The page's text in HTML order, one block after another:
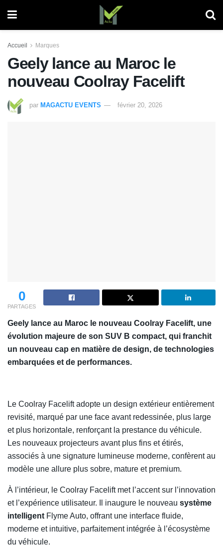
Accueil Marques
Geely lance au Maroc le
nouveau Coolray Facelift
par MAGACTU EVENTS février 20, 2026
0
PARTAGES
Geely lance au Maroc le nouveau Coolray Facelift, une
évolution majeure de son SUV B compact, qui franchit
un nouveau cap en matière de design, de technologies
embarquées et de performances.
Le Coolray Facelift adopte un design extérieur entièrement
revisité, marqué par une face avant redessinée, plus large
et plus horizontale, renforçant la prestance du véhicule.
Les nouveaux projecteurs avant plus fins et étirés,
associés à une signature lumineuse moderne, confèrent au
modèle une allure plus sobre, mature et premium.
À l’intérieur, le Coolray Facelift met l’accent sur l’innovation
et l’expérience utilisateur. Il inaugure le nouveau système
intelligent Flyme Auto, offrant une interface fluide,
moderne et intuitive, parfaitement intégrée à l’écosystème
du véhicule.